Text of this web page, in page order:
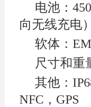
电池：
向无线充电）
软体：
尺寸和重
其他：
NFC ，GPS